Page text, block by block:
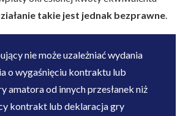
takie jest jednak bezprawne.
nie może uzależniać wydania
o wygaśnięciu kontraktu lub
amatora od innych przesłanek niż
kontrakt lub deklaracja gry